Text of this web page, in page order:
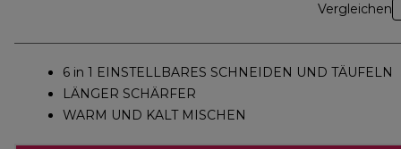
Vergleichen
6 in 1 EINSTELLBARES SCHNEIDEN UND TÄUFELN
LÄNGER SCHÄRFER
WARM UND KALT MISCHEN